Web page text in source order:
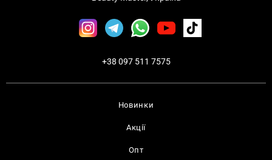
Новинки
Акції
Опт
+38 097 511 7575